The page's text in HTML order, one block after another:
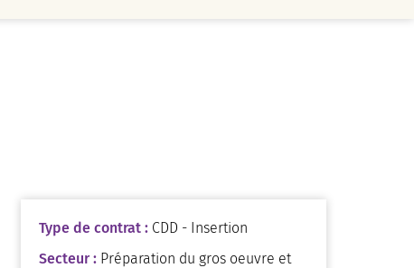
Type de contrat : CDD - Insertion
Secteur : Préparation du gros oeuvre et